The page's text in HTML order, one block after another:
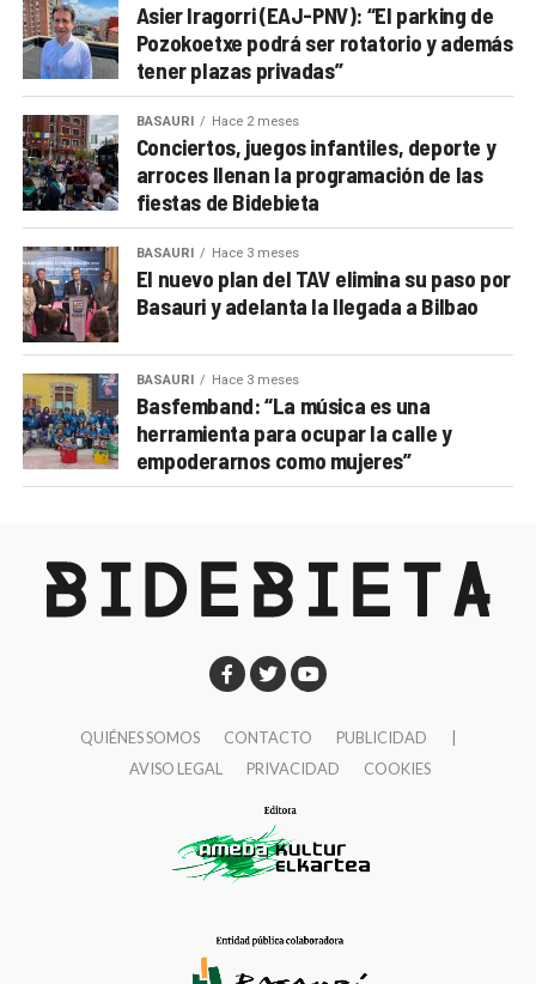
Asier Iragorri (EAJ-PNV): “El parking de
Pozokoetxe podrá ser rotatorio y además
tener plazas privadas”
BASAURI Hace 2 meses
Conciertos, juegos infantiles, deporte y
arroces llenan la programación de las
fiestas de Bidebieta
BASAURI Hace 3 meses
El nuevo plan del TAV elimina su paso por
Basauri y adelanta la llegada a Bilbao
BASAURI Hace 3 meses
Basfemband: “La música es una
herramienta para ocupar la calle y
empoderarnos como mujeres”
QUIÉNES SOMOS CONTACTO PUBLICIDAD
AVISO LEGAL
PRIVACIDAD COOKIES